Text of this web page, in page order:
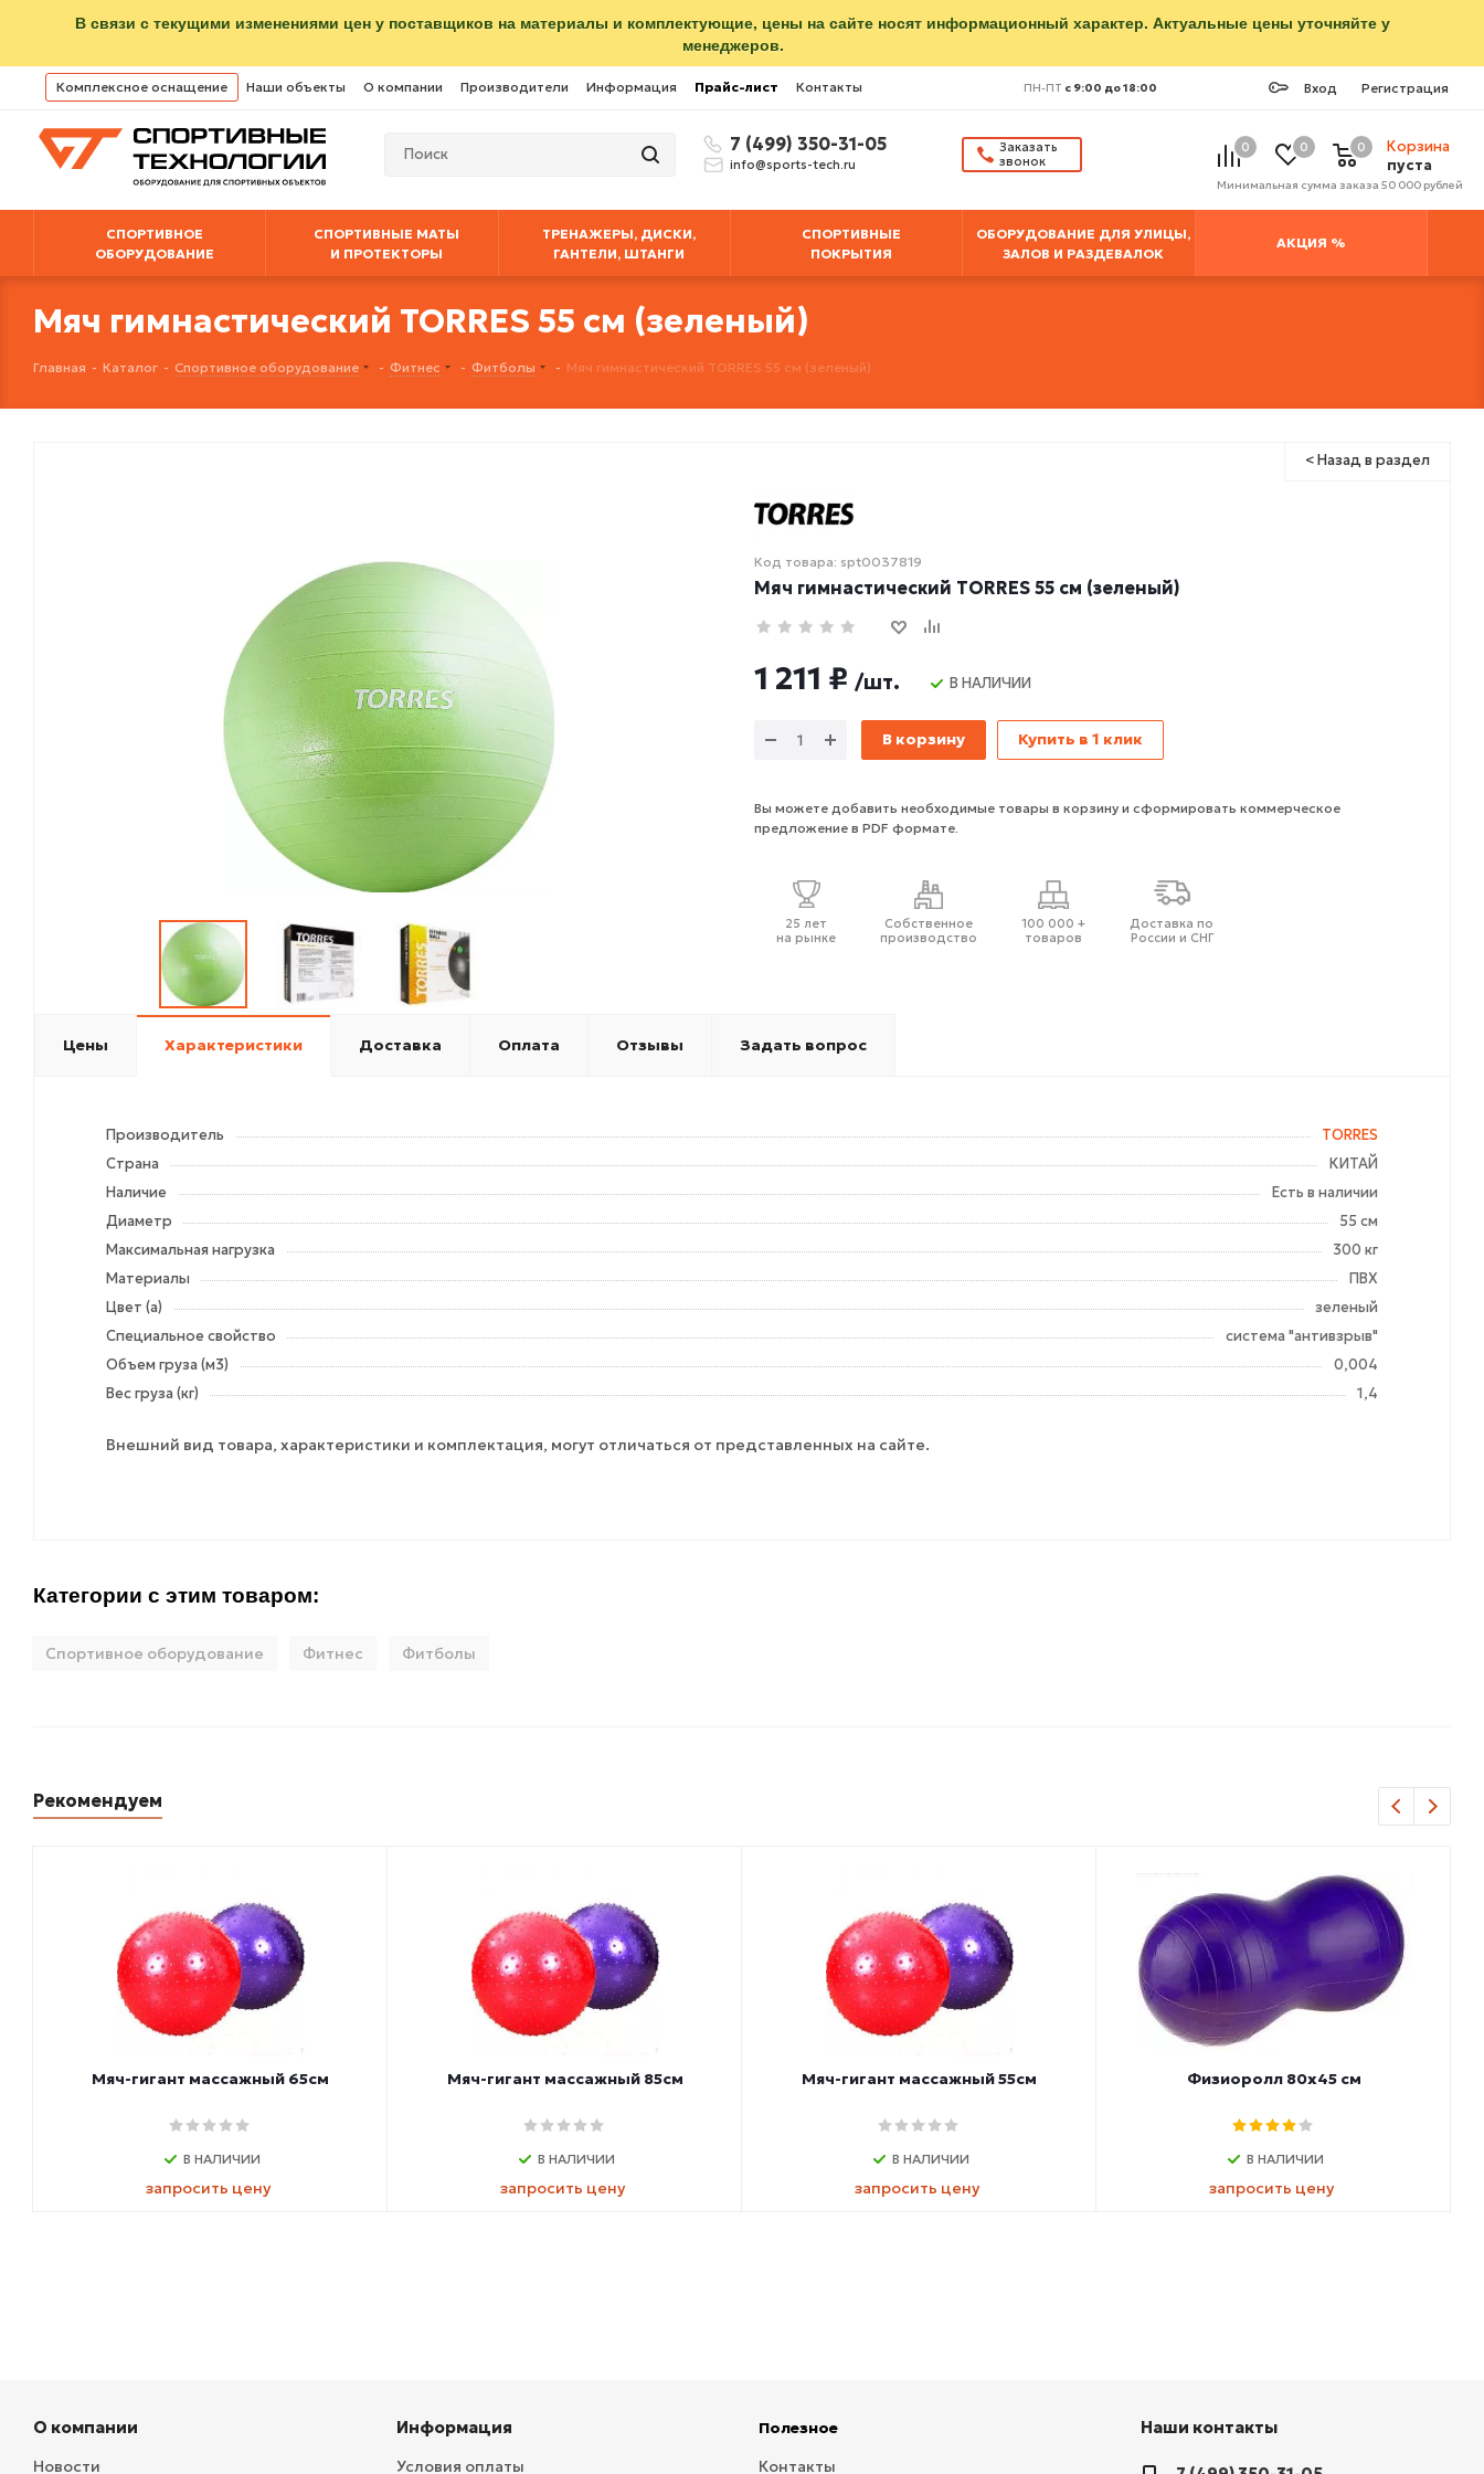
В связи с текущими изменениями цен у поставщиков на материалы и комплектующие, цены на сайте носят информационный характер. Актуальные цены уточняйте у
менеджеров.
Комплексное оснащение Наши объекты О компании Производители Информация Прайс-лист Контакты Вход Регистрация
ПН-ПТ с 9:00 до 18:00
7 (499) 350-31-05
info@sports-tech.ru
Заказать
звонок
0 0
Корзина
пуста
0
Минимальная сумма заказа 50 000 рублей
СПОРТИВНОЕ
ОБОРУДОВАНИЕ
СПОРТИВНЫЕ МАТЫ
И ПРОТЕКТОРЫ
ТРЕНАЖЕРЫ, ДИСКИ,
ГАНТЕЛИ, ШТАНГИ
СПОРТИВНЫЕ
ПОКРЫТИЯ
ОБОРУДОВАНИЕ ДЛЯ УЛИЦЫ,
ЗАЛОВ И РАЗДЕВАЛОК
АКЦИЯ %
Мяч гимнастический TORRES 55 см (зеленый)
Главная - Каталог - Спортивное оборудование - Фитнес - Фитболы - Мяч гимнастический TORRES 55 см (зеленый)
< Назад в раздел
Код товара: spt0037819
Мяч гимнастический TORRES 55 см (зеленый)
1 211 ₽ /шт. В НАЛИЧИИ
В корзину Купить в 1 клик
Вы можете добавить необходимые товары в корзину и сформировать коммерческое
предложение в PDF формате.
25 лет
на рынке
Собственное
производство
100 000 +
товаров
Доставка по
России и СНГ
Цены Характеристики Доставка Оплата Отзывы Задать вопрос
Производитель
TORRES
Страна
КИТАЙ
Наличие
Есть в наличии
Диаметр
55 см
Максимальная нагрузка
300 кг
Материалы
ПВХ
Цвет (а)
зеленый
Специальное свойство
система "антивзрыв"
Объем груза (м3)
0,004
Вес груза (кг)
1,4
Внешний вид товара, характеристики и комплектация, могут отличаться от представленных на сайте.
Категории с этим товаром:
Спортивное оборудование Фитнес Фитболы
Рекомендуем
Мяч-гигант массажный 65см
В НАЛИЧИИ
запросить цену
Мяч-гигант массажный 85см
В НАЛИЧИИ
запросить цену
Мяч-гигант массажный 55см
В НАЛИЧИИ
запросить цену
Физиоролл 80х45 см
В НАЛИЧИИ
запросить цену
О компании
Новости
Информация
Условия оплаты
Полезное
Контакты
Наши контакты